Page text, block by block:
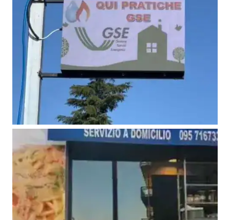
Impiantistica Etnea – Mascalucia
(CT)
Video Insegne